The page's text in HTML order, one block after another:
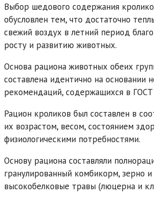
Выбор шедового содержания
обусловлен тем, что достаточно
свежий воздух в летний период
росту и развитию животных.
Основа рациона животных обеих
составлена идентично на основании
рекомендаций, содержащихся в ГОСТ
Рацион кроликов был составлен в
их возрастом, весом, состоянием
физиологическими потребностями.
Основу рациона составляли
гранулированный комбикорм, зерно и
высокобелковые травы (люцерна и